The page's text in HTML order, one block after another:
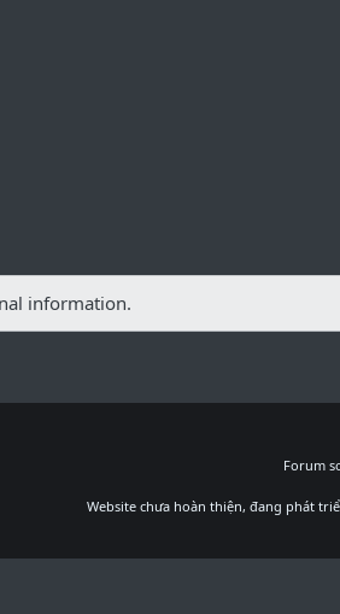
information.
Forum
Website chưa hoàn thiện, đang phát